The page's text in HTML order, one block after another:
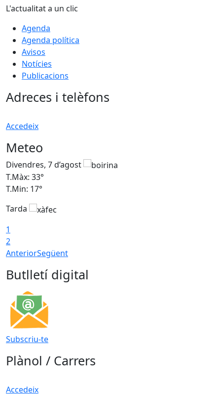
L'actualitat a un clic
Agenda
Agenda política
Avisos
Notícies
Publicacions
Adreces i telèfons
Accedeix
Meteo
Divendres, 7 d’agost
T.Màx: 33°
T.Min: 17°
Tarda
1
2
AnteriorSegüent
Butlletí digital
Subscriu-te
Plànol / Carrers
Accedeix